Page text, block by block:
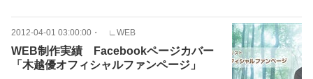
2012-04-01 03:00:00 ・ ∟WEB
WEB制作実績 Facebookページカバー
「木越優オフィシャルファンページ」